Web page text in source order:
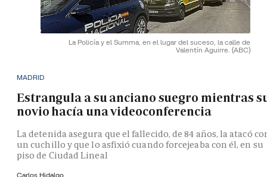
La Policía y el Summa, en el lugar del suceso, la calle de
Valentín Aguirre. (ABC)
MADRID
Estrangula a su anciano suegro mientras
novio hacía una videoconferencia
La detenida asegura que el fallecido, de 84 años, la atacó
un cuchillo y que lo asfixió cuando forcejeaba con él, en su
piso de Ciudad Lineal
Carlos Hidalgo